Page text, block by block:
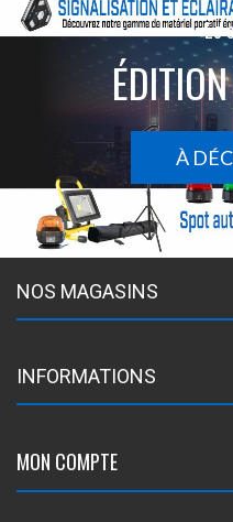
Le
À
NOS MAGASINS
INFORMATIONS
MON COMPTE